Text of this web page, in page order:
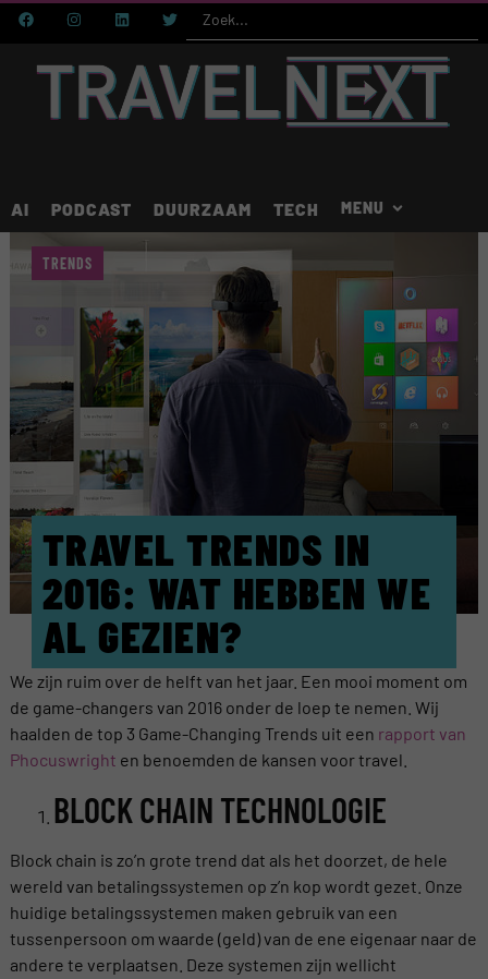
AI PODCAST DUURZAAM TECH
TRAVEL TRENDS IN
2016: WAT HEBBEN WE
AL GEZIEN?
TRENDS
We zijn ruim over de helft van het jaar. Een mooi moment om
de game-changers van 2016 onder de loep te nemen. Wij
haalden de top 3 Game-Changing Trends uit een rapport van
Phocuswright en benoemden de kansen voor travel.
BLOCK CHAIN TECHNOLOGIE
Block chain is zo’n grote trend dat als het doorzet, de hele
wereld van betalingssystemen op z’n kop wordt gezet. Onze
huidige betalingssystemen maken gebruik van een
tussenpersoon om waarde (geld) van de ene eigenaar naar de
andere te verplaatsen. Deze systemen zijn wellicht